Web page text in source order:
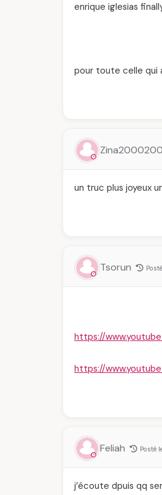
enrique iglesias
pour toute celle qui
un truc plus joyeux
Tsorun
https://
https://
Feliah Posté
j’écoute dpuis qq